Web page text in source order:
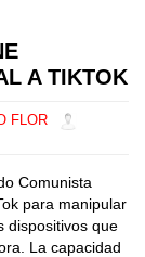
A TIKTOK
FLOR
Comunista
para manipular
dispositivos que
La capacidad